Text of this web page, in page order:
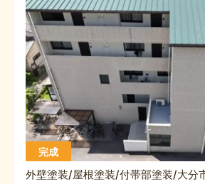
完成
外壁塗装/屋根塗装/付帯部塗装/大分